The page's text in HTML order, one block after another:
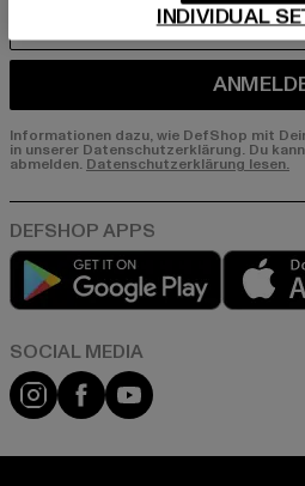
E-MAIL
Informationen dazu, wie DefShop mit
in unserer Datenschutzerklärung. Du
abmelden. Datenschutzerklärung lesen.
Play
Instagram
FacebookYouTube
INDIVIDUAL